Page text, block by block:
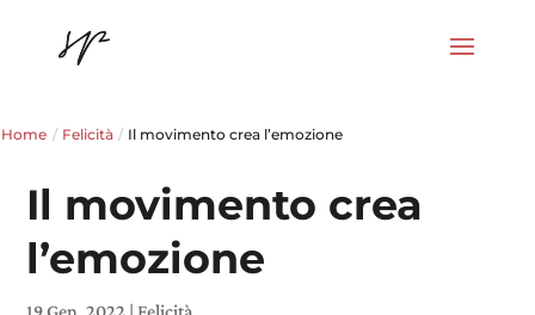
Home / Felicità / Il movimento crea l’emozione
Il movimento crea
l’emozione
19 Gen, 2022 |Felicità